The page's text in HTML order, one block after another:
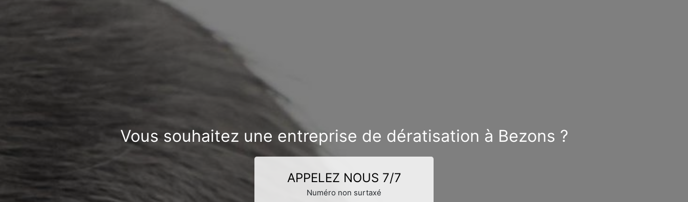
Vous souhaitez une entreprise de dératisation à Bezons ?
APPELEZ NOUS 7/7
Numéro non surtaxé